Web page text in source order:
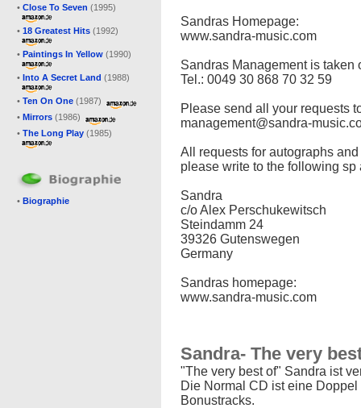
• Close To Seven (1995)
• 18 Greatest Hits (1992)
• Paintings In Yellow (1990)
• Into A Secret Land (1988)
• Ten On One (1987)
• Mirrors (1986)
• The Long Play (1985)
• Biographie
Sandras Homepage:
www.sandra-music.com
Sandras Management is
Tel.: 0049 30 868 70 32 59
Please send all your requests
management@sandra-
All requests for autographs
please write to the following sp
Sandra
c/o Alex Perschukewitsch
Steindamm 24
39326 Gutenswegen
Germany
Sandras homepage:
www.sandra-music.com
Sandra- The very
"The very best of" Sandra ist
Die Normal CD ist eine
Bonustracks.